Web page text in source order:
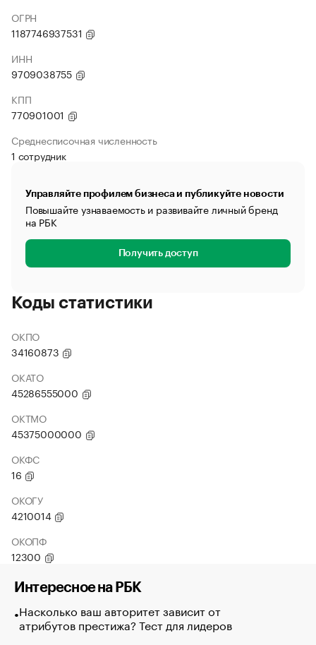
ОГРН
1187746937531
ИНН
9709038755
КПП
770901001
Среднесписочная численность
1 сотрудник
Управляйте профилем бизнеса и публикуйте новости
Повышайте узнаваемость и развивайте личный бренд
на РБК
Получить доступ
Коды статистики
ОКПО
34160873
ОКАТО
45286555000
ОКТМО
45375000000
ОКФС
16
ОКОГУ
4210014
ОКОПФ
12300
Интересное на РБК
Насколько ваш авторитет зависит от
атрибутов престижа? Тест для лидеров